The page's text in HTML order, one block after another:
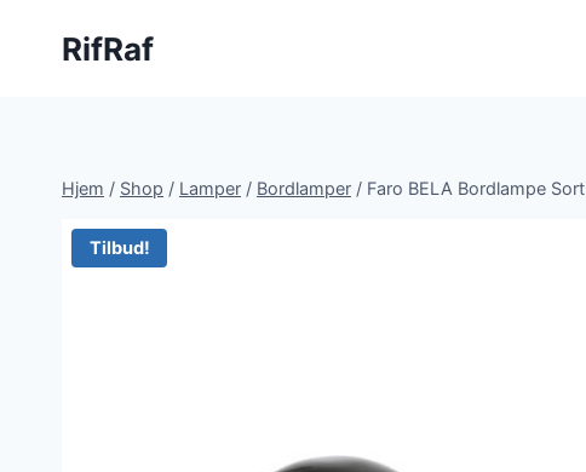
RifRaf
Hjem / Shop / Lamper / Bordlamper / Faro BELA Bordlampe Sort
Tilbud!